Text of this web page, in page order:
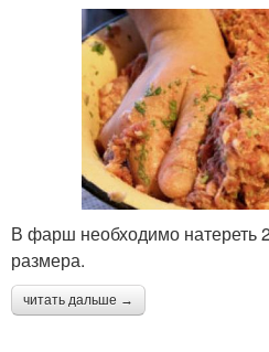
В фарш необходимо натереть
размера.
читать дальше →